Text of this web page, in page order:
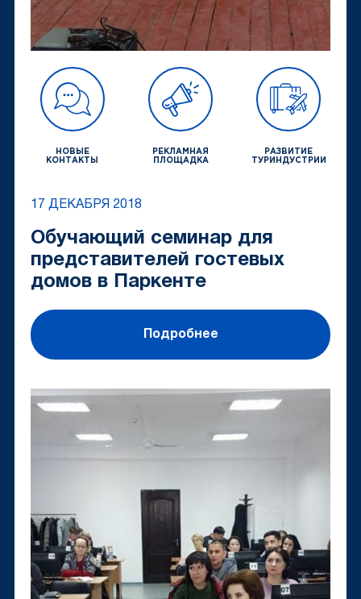
НОВЫЕ
КОНТАКТЫ
РЕКЛАМНАЯ
ПЛОЩАДКА
РАЗВИТИЕ
ТУРИНДУСТРИИ
17 ДЕКАБРЯ 2018
Обучающий семинар для
представителей гостевых
домов в Паркенте
Подробнее